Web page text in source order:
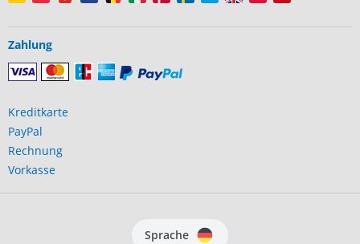
Zahlung
Kreditkarte
PayPal
Rechnung
Vorkasse
Sprache